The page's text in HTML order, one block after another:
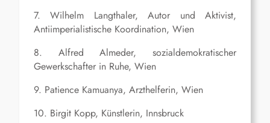
7. Wilhelm Langthaler, Autor und Aktivist,
Antiimperialistische Koordination, Wien
8. Alfred Almeder, sozialdemokratischer
Gewerkschafter in Ruhe, Wien
9. Patience Kamuanya, Arzthelferin, Wien
10. Birgit Kopp, Künstlerin, Innsbruck